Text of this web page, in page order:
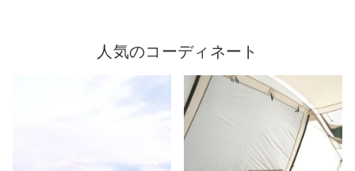
人気のコーディネート